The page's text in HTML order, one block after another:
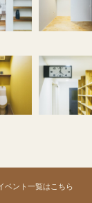
ベント一覧はこちら